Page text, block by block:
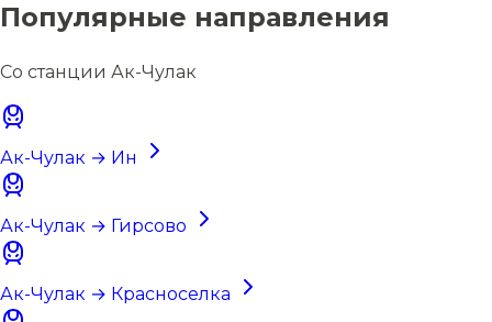
Популярные направления
Со станции Ак-Чулак
Ак-Чулак → Ин
Ак-Чулак → Гирсово
Ак-Чулак → Красноселка